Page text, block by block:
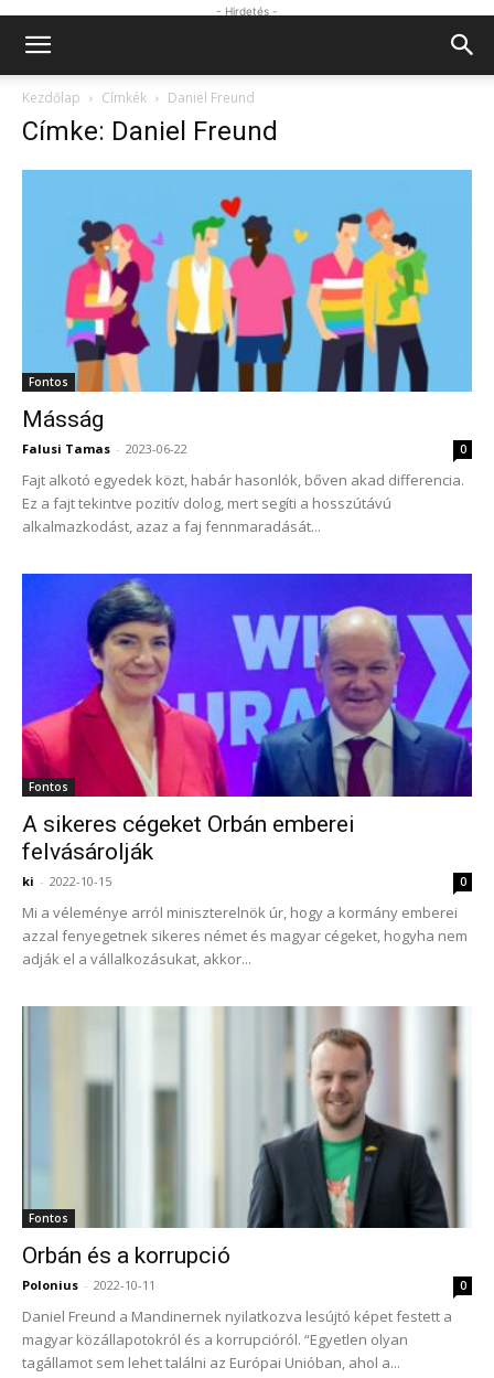
- Hirdetés -
Kezdőlap Címkék Daniel Freund
Címke: Daniel Freund
Fontos
Másság
Falusi Tamas - 2023-06-22 0
Fajt alkotó egyedek közt, habár hasonlók, bőven akad differencia.
Ez a fajt tekintve pozitív dolog, mert segíti a hosszútávú
alkalmazkodást, azaz a faj fennmaradását...
Fontos
A sikeres cégeket Orbán emberei
felvásárolják
ki - 2022-10-15 0
Mi a véleménye arról miniszterelnök úr, hogy a kormány emberei
azzal fenyegetnek sikeres német és magyar cégeket, hogyha nem
adják el a vállalkozásukat, akkor...
Fontos
Orbán és a korrupció
Polonius - 2022-10-11 0
Daniel Freund a Mandinernek nyilatkozva lesújtó képet festett a
magyar közállapotokról és a korrupcióról. “Egyetlen olyan
tagállamot sem lehet találni az Európai Unióban, ahol a...